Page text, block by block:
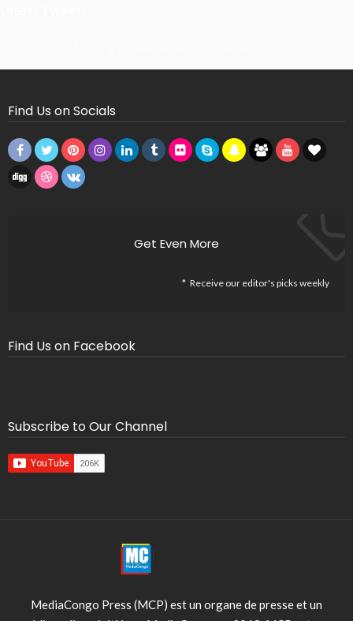
Find Us on Socials
Get Even More
Receive our editor's picks weekly
Find Us on Facebook
Subscribe to Our Channel
MediaCongo Press (MCP) est un organe de presse et un